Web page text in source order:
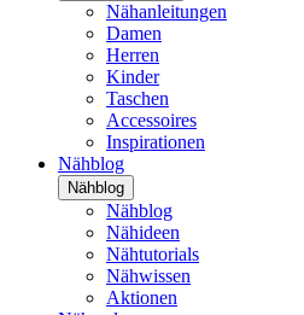
Nähanleitungen
Damen
Herren
Kinder
Taschen
Accessoires
Inspirationen
Nähblog
Nähblog
Nähblog
Nähideen
Nähtutorials
Nähwissen
Aktionen